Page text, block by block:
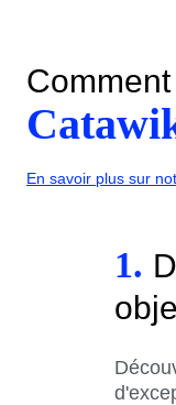
En savoir plus sur
1.